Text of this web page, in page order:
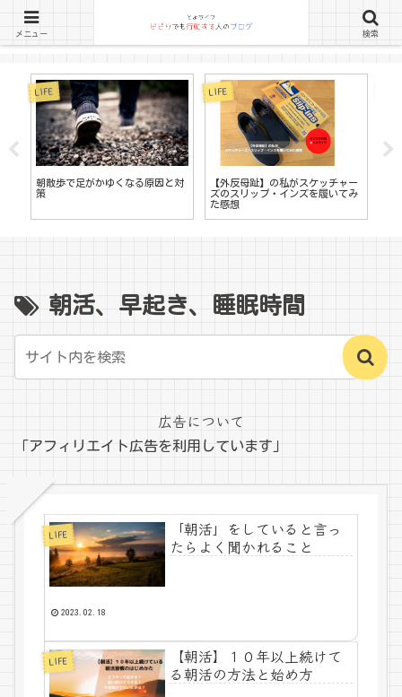
LIFE
朝散歩で足がかゆくなる原因と対
策
LIFE
【外反母趾】の私がスケッチャー
ズのスリップ・インズを履いてみ
た感想
朝活、早起き、睡眠時間
広告について
「アフィリエイト広告を利用しています」
LIFE
「朝活」をしていると言っ
たらよく聞かれること
2023.02.18
LIFE
【朝活】１０年以上続けて
る朝活の方法と始め方
メニュー 検索